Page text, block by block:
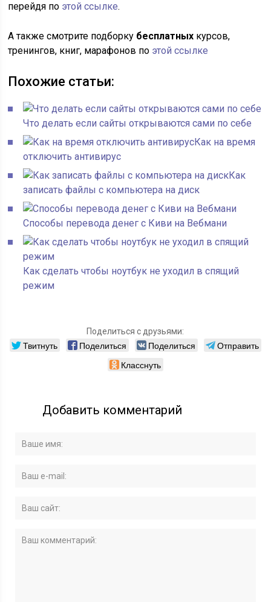
перейдя по этой ссылке.
А также смотрите подборку бесплатных курсов,
тренингов, книг, марафонов по этой ссылке
Похожие статьи:
Что делать если сайты открываются сами по себе
Как на время
отключить антивирус
Как
записать файлы с компьютера на диск
Способы перевода денег с Киви на Вебмани
Как сделать чтобы ноутбук не уходил в спящий
режим
Поделиться с друзьями:
Твитнуть Поделиться Поделиться
Отправить
Класснуть
Добавить комментарий